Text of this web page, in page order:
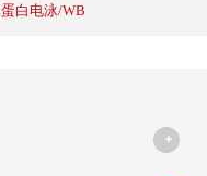
蛋白电泳/WB